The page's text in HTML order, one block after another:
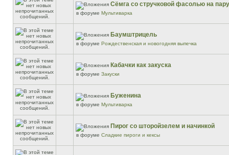
Сёмга со стручковой фасолью на пару
в форуме Мультиварка
Баумштрицель
в форуме Рождественская и новогодняя выпечка
Кабачки как закуска
в форуме Закуски
Буженина
в форуме Мультиварка
Пирог со шторойзелем и начинкой
в форуме Сладкие пироги и кексы